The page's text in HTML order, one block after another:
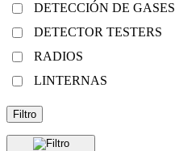
DETECCIÓN DE GASES
DETECTOR TESTERS
RADIOS
LINTERNAS
Filtro